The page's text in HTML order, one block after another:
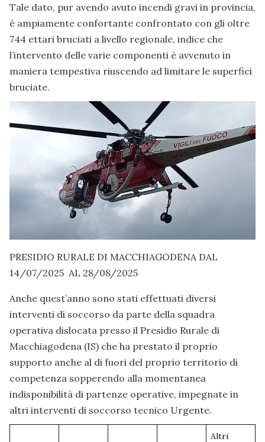
Tale dato, pur avendo avuto incendi gravi in provincia,
è ampiamente confortante confrontato con gli oltre
744 ettari bruciati a livello regionale, indice che
l’intervento delle varie componenti è avvenuto in
maniera tempestiva riuscendo ad limitare le superfici
bruciate.
PRESIDIO RURALE DI MACCHIAGODENA DAL
14/07/2025 AL 28/08/2025
Anche quest’anno sono stati effettuati diversi
interventi di soccorso da parte della squadra
operativa dislocata presso il Presidio Rurale di
Macchiagodena (IS) che ha prestato il proprio
supporto anche al di fuori del proprio territorio di
competenza sopperendo alla momentanea
indisponibilità di partenze operative, impegnate in
altri interventi di soccorso tecnico Urgente.
Altri